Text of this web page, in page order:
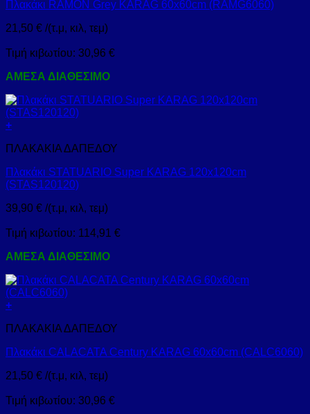
Πλακάκι RAMON Grey KARAG 60x60cm (RAMG6060)
21,50 € /(τ.μ, κιλ, τεμ)
Τιμή κιβωτίου: 30,96 €
ΑΜΕΣΑ ΔΙΑΘΕΣΙΜΟ
+
ΠΛΑΚΑΚΙΑ ΔΑΠΕΔΟΥ
Πλακάκι STATUARIO Super KARAG 120x120cm
(STAS120120)
39,90 € /(τ.μ, κιλ, τεμ)
Τιμή κιβωτίου: 114,91 €
ΑΜΕΣΑ ΔΙΑΘΕΣΙΜΟ
+
ΠΛΑΚΑΚΙΑ ΔΑΠΕΔΟΥ
Πλακάκι CALACATA Century KARAG 60x60cm (CALC6060)
21,50 € /(τ.μ, κιλ, τεμ)
Τιμή κιβωτίου: 30,96 €